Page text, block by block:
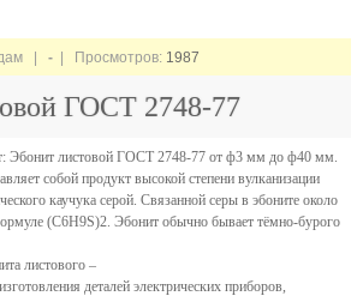
| - | Просмотров: 1987
ГОСТ 2748-77
листовой ГОСТ 2748-77 от ф3 мм до ф40 мм.
собой продукт высокой степени вулканизации
каучука серой. Связанной серы в эбоните около
(C6H9S)2. Эбонит обычно бывает тёмно-бурого
листового –
деталей электрических приборов,